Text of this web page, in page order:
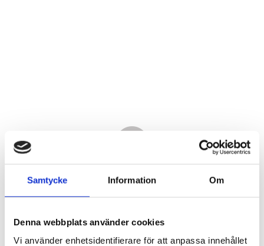
Samtycke Information Om
Denna webbplats använder cookies
Vi använder enhetsidentifierare för att anpassa innehållet